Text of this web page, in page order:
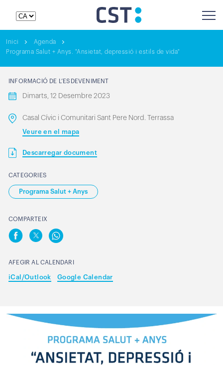
Inici
Agenda
Programa Salut + Anys. "Ansietat, depressió i estils de vida"
INFORMACIÓ DE L’ESDEVENIMENT
Dimarts, 12 Desembre 2023
Casal Cívic i Comunitari Sant Pere Nord. Terrassa
Veure en el mapa
Descarregar document
CATEGORIES
Programa Salut + Anys
COMPARTEIX
AFEGIR AL CALENDARI
iCal/Outlook Google Calendar